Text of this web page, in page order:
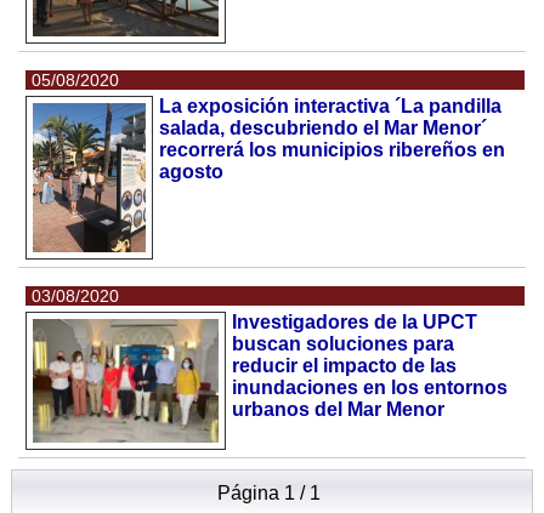
05/08/2020
La exposición interactiva ´La pandilla
salada, descubriendo el Mar Menor´
recorrerá los municipios ribereños en
agosto
03/08/2020
Investigadores de la UPCT
buscan soluciones para
reducir el impacto de las
inundaciones en los entornos
urbanos del Mar Menor
Página 1 / 1